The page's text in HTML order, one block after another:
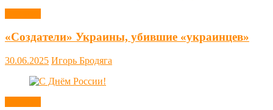
«Создатели» Украины, убившие «украинцев»
30.06.2025 Игорь Бродяга